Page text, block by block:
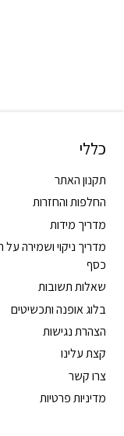
כללי
תקנון האתר
החלפות והחזרות
מדריך מידות
מדריך ניקוי ושמירה על
כסף
שאלות תשובות
בלוג אופנה ותכשיטים
הצהרת נגישות
קצת עלינו
צרו קשר
מדיניות פרטיות